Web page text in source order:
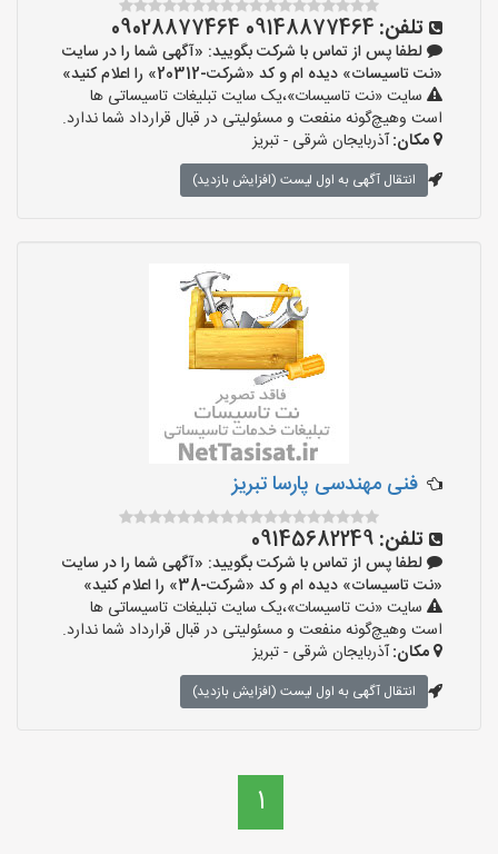
تلفن: 09148877464 09028877464
لطفا پس از تماس با شرکت بگویید: «آگهی شما را در سایت
«نت تاسیسات» دیده ام و کد «شرکت-20312» را اعلام کنید»
سایت «نت تاسیسات»،یک سایت تبلیغات تاسیساتی ها
است وهیچ‌گونه منفعت و مسئولیتی در قبال قرارداد شما ندارد.
مکان:آذربایجان شرقی - تبریز
انتقال آگهی به اول لیست (افزایش بازدید)
فنی مهندسی پارسا تبریز
تلفن: 09145682249
لطفا پس از تماس با شرکت بگویید: «آگهی شما را در سایت
«نت تاسیسات» دیده ام و کد «شرکت-38» را اعلام کنید»
سایت «نت تاسیسات»،یک سایت تبلیغات تاسیساتی ها
است وهیچ‌گونه منفعت و مسئولیتی در قبال قرارداد شما ندارد.
مکان:آذربایجان شرقی - تبریز
انتقال آگهی به اول لیست (افزایش بازدید)
1